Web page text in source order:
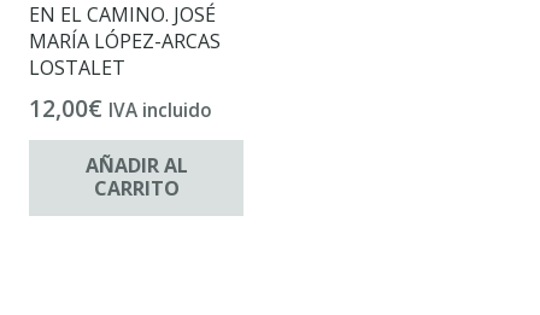
EN EL CAMINO. JOSÉ
MARÍA LÓPEZ-ARCAS
LOSTALET
12,00€ IVA incluido
AÑADIR AL
CARRITO